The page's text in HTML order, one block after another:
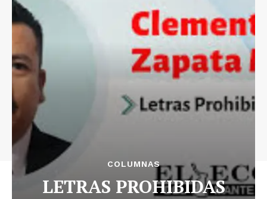
COLUMNAS
LETRAS PROHIBIDAS